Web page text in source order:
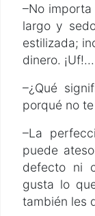
–No
largo y
estilizada;
dinero.
–¿Qué
porqué no
–La
puede
defecto ni
gusta lo
también les